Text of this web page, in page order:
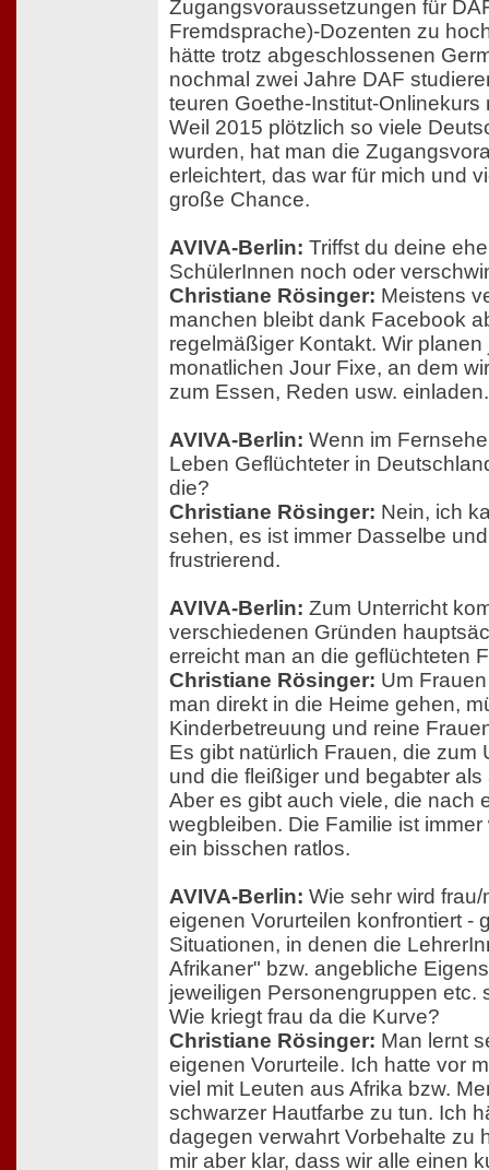
Zugangsvoraussetzungen für
Fremdsprache)-Dozenten zu
hätte trotz abgeschlossenen
nochmal zwei Jahre DAF
teuren Goethe-Institut-
Weil 2015 plötzlich so viele
wurden, hat man die
erleichtert, das war für mich und
große Chance.
AVIVA-Berlin: Triffst du deine
SchülerInnen noch oder
Christiane Rösinger: Meistens
manchen bleibt dank Facebook
regelmäßiger Kontakt. Wir planen
monatlichen Jour Fixe, an dem
zum Essen, Reden usw. einladen.
AVIVA-Berlin: Wenn im
Leben Geflüchteter in
die?
Christiane Rösinger: Nein, ich
sehen, es ist immer Dasselbe
frustrierend.
AVIVA-Berlin: Zum Unterricht
verschiedenen Gründen
erreicht man an die geflüchteten
Christiane Rösinger: Um
man direkt in die Heime gehen,
Kinderbetreuung und reine
Es gibt natürlich Frauen, die zum
und die fleißiger und begabter
Aber es gibt auch viele, die nach
wegbleiben. Die Familie ist
ein bisschen ratlos.
AVIVA-Berlin: Wie sehr wird
eigenen Vorurteilen konfrontiert -
Situationen, in denen die
Afrikaner" bzw. angebliche
jeweiligen Personengruppen etc.
Wie kriegt frau da die Kurve?
Christiane Rösinger: Man lernt
eigenen Vorurteile. Ich hatte vor
viel mit Leuten aus Afrika bzw.
schwarzer Hautfarbe zu tun. Ich
dagegen verwahrt Vorbehalte zu
mir aber klar, dass wir alle einen